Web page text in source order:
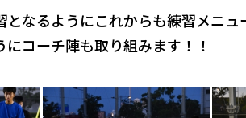
なるようにこれからも練習メニュ
コーチ陣も取り組みます！！